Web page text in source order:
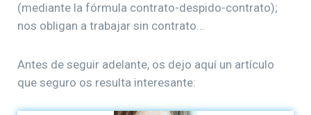
(mediante la fórmula contrato-despido-contrato);
nos obligan a trabajar sin contrato…
Antes de seguir adelante, os dejo aquí un artículo
que seguro os resulta interesante: